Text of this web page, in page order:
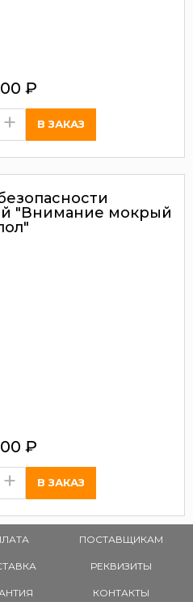
₽
+
"Внимание мокрый
₽
+
ПОСТАВЩИКАМ
РЕКВИЗИТЫ
КОНТАКТЫ